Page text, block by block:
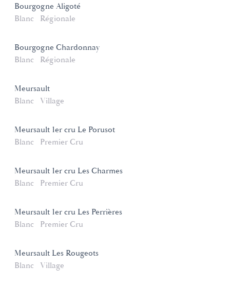
Bourgogne Aligoté
Blanc
Régionale
Bourgogne Chardonnay
Blanc
Régionale
Meursault
Blanc
Village
Meursault 1er cru Le Porusot
Blanc
Premier Cru
Meursault 1er cru Les Charmes
Blanc
Premier Cru
Meursault 1er cru Les Perrières
Blanc
Premier Cru
Meursault Les Rougeots
Blanc
Village